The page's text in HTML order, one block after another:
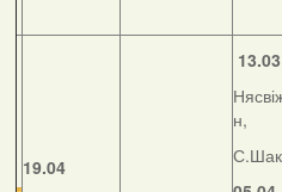
19.04
13.03
н,